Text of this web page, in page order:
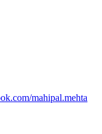
mahipal.mehta